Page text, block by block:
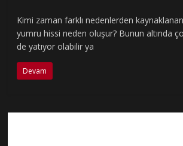
Kimi zaman farklı nedenlerden
yumru hissi neden oluşur? Bunun altında
de yatıyor olabilir ya
Devam